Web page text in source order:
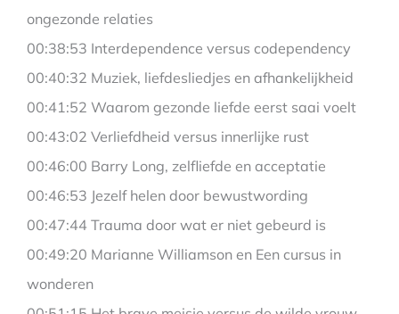
ongezonde relaties
00:38:53 Interdependence versus codependency
00:40:32 Muziek, liefdesliedjes en afhankelijkheid
00:41:52 Waarom gezonde liefde eerst saai voelt
00:43:02 Verliefdheid versus innerlijke rust
00:46:00 Barry Long, zelfliefde en acceptatie
00:46:53 Jezelf helen door bewustwording
00:47:44 Trauma door wat er niet gebeurd is
00:49:20 Marianne Williamson en Een cursus in
wonderen